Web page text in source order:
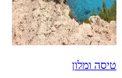
טיסה ומלון